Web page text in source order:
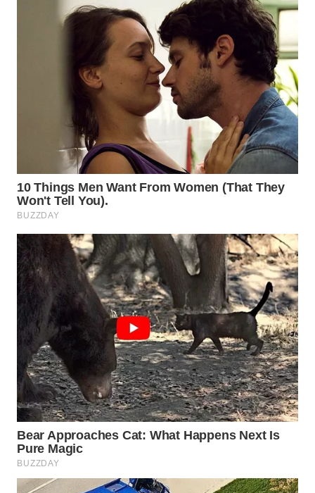
INDRAMAYU
MAJALENGKA
SUBANG
WN
SUKABUMI
WN
PURWAKARTA
WN
PRIANGAN
TIMUR
WN
SEMARANG
WN
SOLO